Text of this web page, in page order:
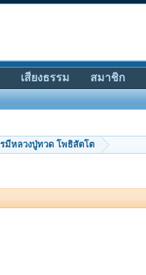
บารมีหลวงปู่ทวด โพธิสัตโต
เสียงธรรม สมาชิก